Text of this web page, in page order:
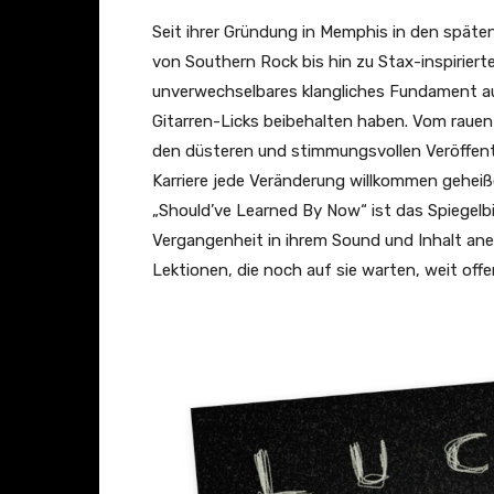
i
c
i
a
l
L
y
r
i
Seit ihrer Gründung in Memphis in den
von Southern Rock bis hin zu Stax-
unverwechselbares klangliches Fundament
Gitarren-Licks beibehalten haben. Vom
den düsteren und stimmungsvollen
Karriere jede Veränderung willkommen
„Should’ve Learned By Now“ ist das
Vergangenheit in ihrem Sound und Inhalt
Lektionen, die noch auf sie warten, weit